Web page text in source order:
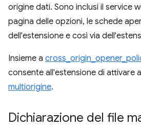
origine dati. Sono inclusi il service
pagina delle opzioni, le schede
dell'estensione e così via
Insieme a
consente all'estensione di attivare
multiorigine.
Dichiarazione del file